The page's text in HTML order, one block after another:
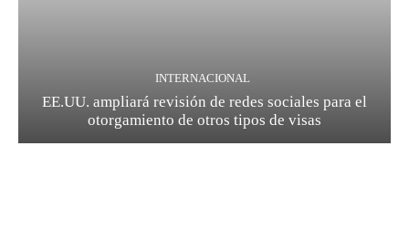
INTERNACIONAL
EE.UU. ampliará revisión de redes sociales para el
otorgamiento de otros tipos de visas